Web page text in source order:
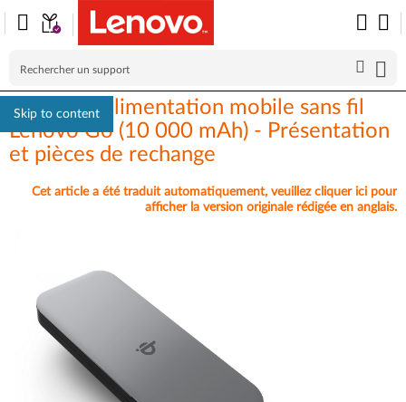
Skip to content
Banque d'alimentation mobile sans fil
Lenovo Go (10 000 mAh) - Présentation
et pièces de rechange
Cet article a été traduit automatiquement, veuillez cliquer ici pour
afficher la version originale rédigée en anglais.